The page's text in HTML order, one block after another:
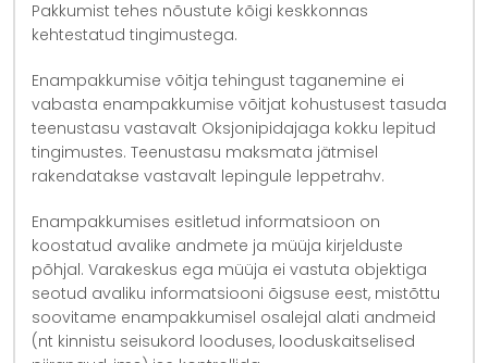
Pakkumist tehes nõustute kõigi keskkonnas
kehtestatud tingimustega.
Enampakkumise võitja tehingust taganemine ei
vabasta enampakkumise võitjat kohustusest tasuda
teenustasu vastavalt Oksjonipidajaga kokku lepitud
tingimustes. Teenustasu maksmata jätmisel
rakendatakse vastavalt lepingule leppetrahv.
Enampakkumises esitletud informatsioon on
koostatud avalike andmete ja müüja kirjelduste
põhjal. Varakeskus ega müüja ei vastuta objektiga
seotud avaliku informatsiooni õigsuse eest, mistõttu
soovitame enampakkumisel osalejal alati andmeid
(nt kinnistu seisukord looduses, looduskaitselised